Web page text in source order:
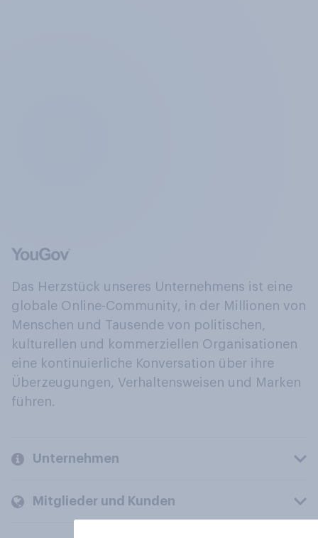
Das Herzstück unseres Unternehmens ist eine
globale Online-Community, in der Millionen von
Menschen und Tausende von politischen,
kulturellen und kommerziellen Organisationen
eine kontinuierliche Konversation über ihre
Überzeugungen, Verhaltensweisen und Marken
führen.
Unternehmen
Mitglieder und Kunden